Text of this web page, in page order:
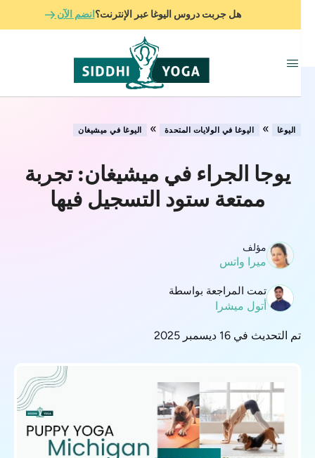
هل جربت دروس اليوغا عبر الإنترنت؟انضم الآن
اليوغا » اليوغا في الولايات المتحدة » اليوغا في ميشيغان
يوجا الجراء في ميشيغان: تجربة
ممتعة ستود التسجيل فيها
مؤلف
ميرا واتس
تمت المراجعة بواسطة
أتول ميشرا
تم التحديث في 16 ديسمبر 2025